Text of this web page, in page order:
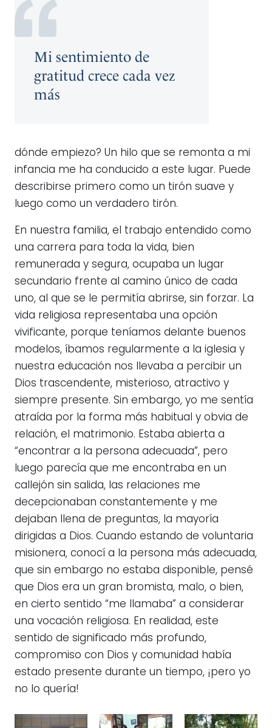
Mi sentimiento de
gratitud crece cada vez
más
dónde empiezo? Un hilo que se remonta a mi
infancia me ha conducido a este lugar. Puede
describirse primero como un tirón suave y
luego como un verdadero tirón.
En nuestra familia, el trabajo entendido como
una carrera para toda la vida, bien
remunerada y segura, ocupaba un lugar
secundario frente al camino único de cada
uno, al que se le permitía abrirse, sin forzar. La
vida religiosa representaba una opción
vivificante, porque teníamos delante buenos
modelos, íbamos regularmente a la iglesia y
nuestra educación nos llevaba a percibir un
Dios trascendente, misterioso, atractivo y
siempre presente. Sin embargo, yo me sentía
atraída por la forma más habitual y obvia de
relación, el matrimonio. Estaba abierta a
“encontrar a la persona adecuada”, pero
luego parecía que me encontraba en un
callejón sin salida, las relaciones me
decepcionaban constantemente y me
dejaban llena de preguntas, la mayoría
dirigidas a Dios. Cuando estando de voluntaria
misionera, conocí a la persona más adecuada,
que sin embargo no estaba disponible, pensé
que Dios era un gran bromista, malo, o bien,
en cierto sentido “me llamaba” a considerar
una vocación religiosa. En realidad, este
sentido de significado más profundo,
compromiso con Dios y comunidad había
estado presente durante un tiempo, ¡pero yo
no lo quería!